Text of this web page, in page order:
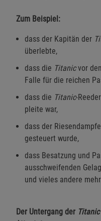
Zum Beispiel:
dass der Kapitän der
überlebte,
dass die Titanicvor
Falle für die reichen
dass die Titanic-
pleite war,
dass der
gesteuert wurde,
dass Besatzung und
ausschweifenden
und vieles andere
Der Untergang der Titanic